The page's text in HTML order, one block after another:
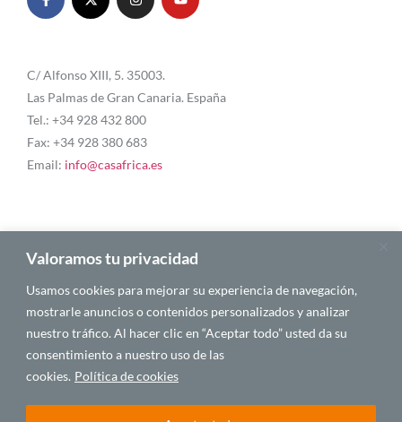
Valoramos tu privacidad
Usamos cookies para mejorar su experiencia de navegación,
mostrarle anuncios o contenidos personalizados y analizar
nuestro tráfico. Al hacer clic en “Aceptar todo” usted da su
consentimiento a nuestro uso de las
cookies. Política de cookies
C/ Alfonso XIII, 5. 35003.
Las Palmas de Gran Canaria. España
Tel.: +34 928 432 800
Fax: +34 928 380 683
Email: info@casafrica.es
Blog
About Us
Personalities
English